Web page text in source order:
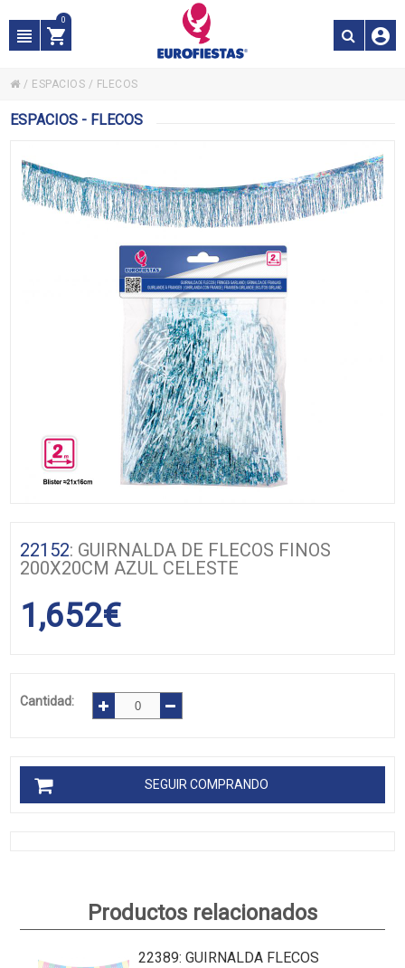
0
/ ESPACIOS / FLECOS
ESPACIOS - FLECOS
22152: GUIRNALDA DE FLECOS FINOS
200X20CM AZUL CELESTE
1,652€
Cantidad:
SEGUIR COMPRANDO
Productos relacionados
22389: GUIRNALDA FLECOS